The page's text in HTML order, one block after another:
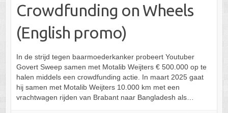
Crowdfunding on Wheels
(English promo)
In de strijd tegen baarmoederkanker probeert Youtuber
Govert Sweep samen met Motalib Weijters € 500.000 op te
halen middels een crowdfunding actie. In maart 2025 gaat
hij samen met Motalib Weijters 10.000 km met een
vrachtwagen rijden van Brabant naar Bangladesh als…